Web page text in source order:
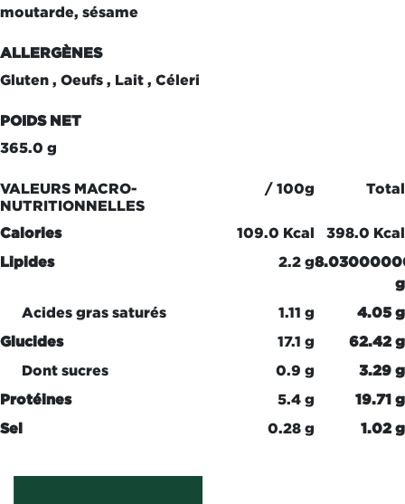
moutarde, sésame
ALLERGÈNES
Gluten , Oeufs , Lait , Céleri
POIDS NET
365.0 g
VALEURS MACRO-
NUTRITIONNELLES
/ 100g Total
Calories 109.0 Kcal
398.0 Kcal
Lipides
2.2 g
g
Acides gras saturés
1.11 g
4.05 g
Glucides
17.1 g
62.42 g
Dont sucres
0.9 g
3.29 g
Protéines
5.4 g
19.71 g
Sel
0.28 g 1.02 g